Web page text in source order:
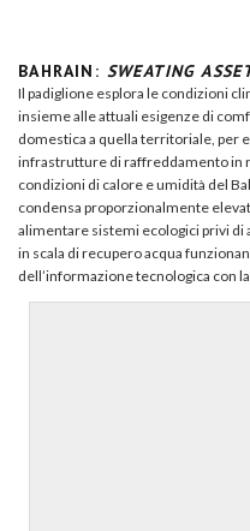
BAHRAIN: SWEATING
Il padiglione esplora le condizioni
insieme alle attuali esigenze di
domestica a quella territoriale, per
infrastrutture di raffreddamento in
condizioni di calore e umidità del
condensa proporzionalmente
alimentare sistemi ecologici privi di
in scala di recupero acqua
dell’informazione tecnologica con